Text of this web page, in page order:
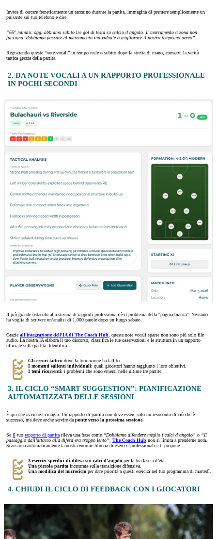
Invece di cercare freneticamente un taccuino durante la partita, immagina di premere semplicemente un
pulsante sul tuo telefono e dire:
“65° minuto: oggi abbiamo subito tre gol di testa su calcio d’angolo. Il marcamento a zona non
funziona; dobbiamo passare al marcamento individuale o migliorare il nostro tempismo aereo”.
Registrando queste “note vocali” in tempo reale o subito dopo la stretta di mano, conservi la verità
tattica grezza della partita.
2. DA NOTE VOCALI A UN RAPPORTO PROFESSIONALE
IN POCHI SECONDI
Il più grande ostacolo alla stesura di rapporti professionali è il problema della “pagina bianca”. Nessuno
ha voglia di scrivere un’analisi di 1.000 parole dopo un lungo sabato.
Grazie all’integrazione dell’IA di The Coach Hub , queste note vocali sparse non sono più solo file
audio. La nostra IA elabora il tuo discorso, classifica le tue osservazioni e le struttura in un rapporto
ufficiale sulla partita. Identifica:
Gli errori tattici: dove la formazione ha fallito.
I momenti salienti individuali: quali giocatori hanno raggiunto i loro obiettivi.
I temi ricorrenti: i problemi che sono emersi nelle ultime tre partite.
3. IL CICLO “SMART SUGGESTION”: PIANIFICAZIONE
AUTOMATIZZATA DELLE SESSIONI
È qui che avviene la magia. Un rapporto di partita non deve essere solo un resoconto di ciò che è
successo, ma deve anche servire daponte verso la prossima sessione.
Se il tuo rapporto di partitarileva una frase come “Dobbiamo difendere meglio i calci d’angolo” o “Il
passaggio dall’attacco alla difesa era troppo lento”, The Coach Hub non si limita a prenderne nota.
Scansiona automaticamente la nostra enorme libreria di esercizi professionali e ti propone:
3 esercizi specifici di difesa sui calci d’angolo per la tua fascia d’età.
Una piccola partita incentrata sulla transizione difensiva.
Una modifica del microciclo per dare priorità a questi esercizi nel tuo programma di martedì.
4. CHIUDI IL CICLO DI FEEDBACK CON I GIOCATORI